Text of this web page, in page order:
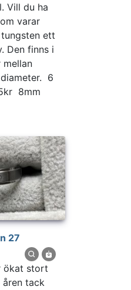
Vill du ha
varar
ett
Den finns i
mellan
6
8mm
27
ökat stort
åren tack